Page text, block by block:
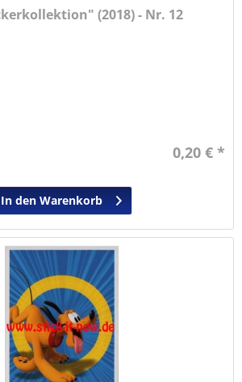
(2018) - Nr. 12
0,20 € *
In den Warenkorb